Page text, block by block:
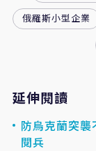
俄羅斯小型企業
延伸閱讀
防烏克蘭突
閱兵